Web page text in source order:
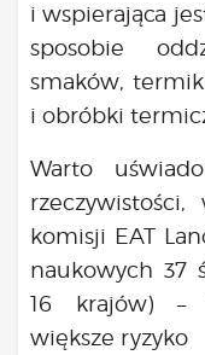
i wspierająca
sposobie
smaków,
i obróbki
Warto
komisji EAT
naukowych 37
16 krajów) –
większe ryzyko